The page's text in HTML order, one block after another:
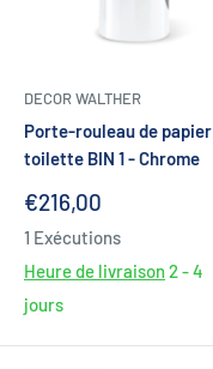
DECOR WALTHER
Porte-rouleau de papier
toilette BIN 1 - Chrome
Prix
€216,00
1 Exécutions
Heure de livraison2 - 4
jours